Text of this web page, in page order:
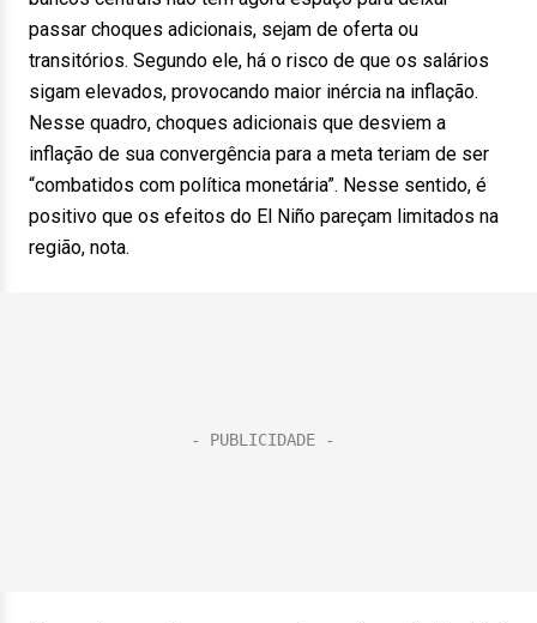
passar choques adicionais, sejam de oferta ou
transitórios. Segundo ele, há o risco de que os salários
sigam elevados, provocando maior inércia na inflação.
Nesse quadro, choques adicionais que desviem a
inflação de sua convergência para a meta teriam de ser
“combatidos com política monetária”. Nesse sentido, é
positivo que os efeitos do El Niño pareçam limitados na
região, nota.